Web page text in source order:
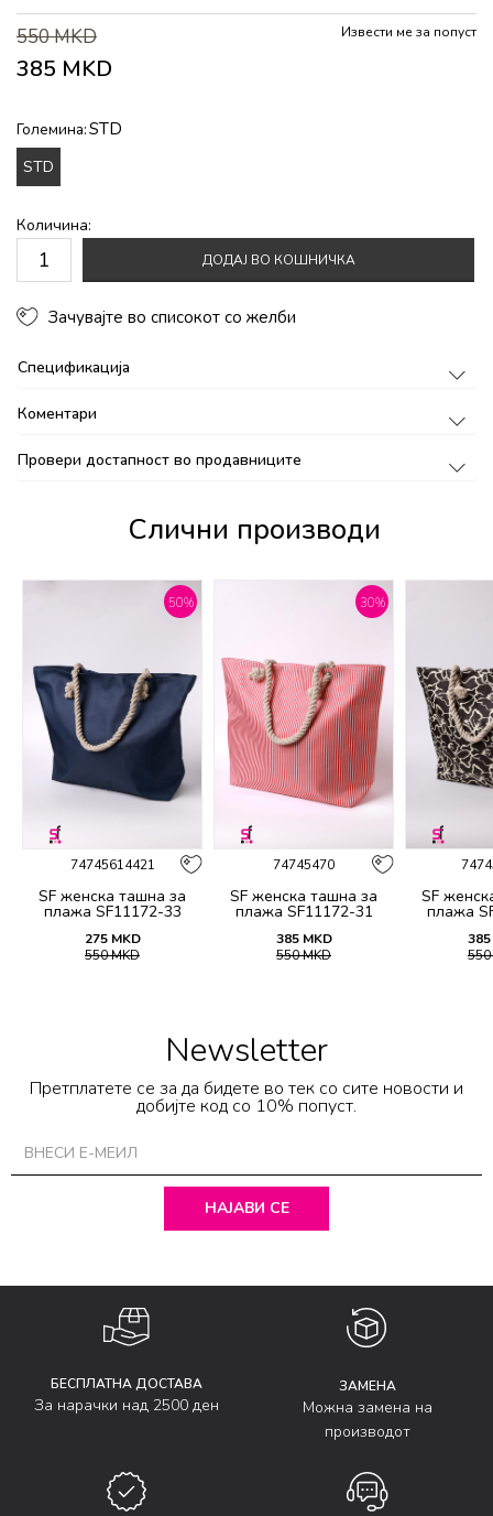
550MKD
385 MKD
Извести ме за попуст
Големина:STD
STD
Количина:
ДОДАЈ ВО КОШНИЧКА
Зачувајте во списокот со желби
Спецификација
Коментари
Провери достапност во продавниците
Слични производи
50%
74745614421
SF женска ташна за
плажа SF11172-33
275 MKD
550MKD
30%
74745470
SF женска ташна за
плажа SF11172-31
385 MKD
550MKD
SF
плажа
385
550
Newsletter
Претплатете се за да бидете во тек со сите новости и
добијте код со 10% попуст.
НАЈАВИ СЕ
БЕСПЛАТНА ДОСТАВА
За нарачки над 2500 ден
ЗАМЕНА
Можна замена на
производот